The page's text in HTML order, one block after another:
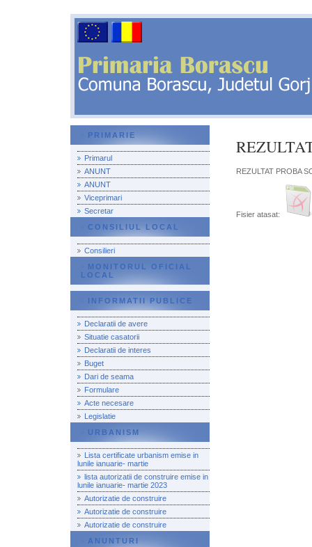
PRIMARIE
Primarul
ANUNT
ANUNT
Viceprimari
Secretar
CONSILIUL LOCAL
Consilieri
MONITORUL OFICIAL
LOCAL
INFORMATII PUBLICE
Declaratii de avere
Situatie casatorii
Declaratii de interes
Buget
Dari de seama
Formulare
Acte necesare
Legislatie
URBANISM
Lista certificate urbanism emise in
lunile ianuarie- martie
lista autorizatii de construire emise in
lunile ianuarie- martie 2023
Autorizatie de construire
Autorizatie de construire
Autorizatie de construire
ANUNTURI
REZULTAT PROBA
Fisier atasat: